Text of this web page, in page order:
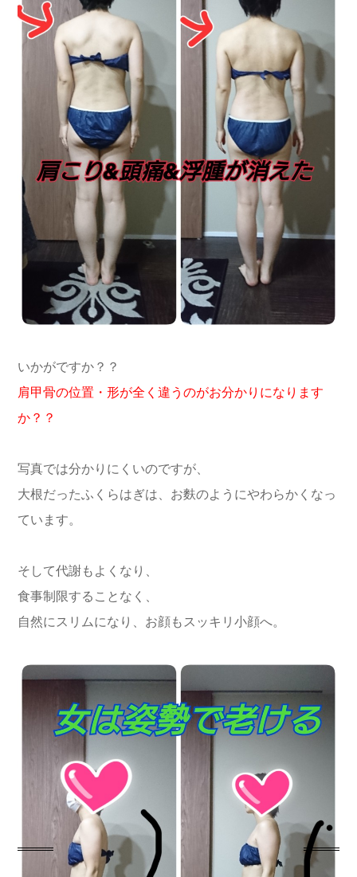
いかがですか？？
肩甲骨の位置・形が全く違うのがお分かりになります
か？？
写真では分かりにくいのですが、
大根だったふくらはぎは、お麩のようにやわらかくなっ
ています。
そして代謝もよくなり、
食事制限することなく、
自然にスリムになり、お顔もスッキリ小顔へ。